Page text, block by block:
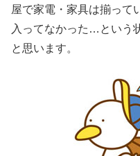
屋で家電・家具は揃って
入ってなかった…という
と思います。